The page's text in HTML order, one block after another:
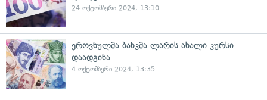
24 ოქტომბერი 2024, 13:10
ეროვნულმა ბანკმა ლარის ახალი კურსი
დაადგინა
4 ოქტომბერი 2024, 13:35